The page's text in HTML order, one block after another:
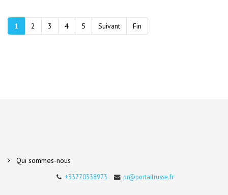
1 2 3 4 5 Suivant Fin
Qui sommes-nous
+33770338973 pr@portailrusse.fr